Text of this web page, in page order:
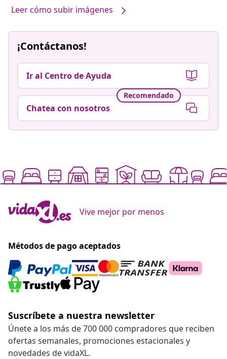
Leer cómo subir imágenes
¡Contáctanos!
Ir al Centro de Ayuda
Recomendado
Chatea con nosotros
Vive mejor por menos
Métodos de pago aceptados
Suscríbete a nuestra newsletter
Únete a los más de 700 000 compradores que reciben
ofertas semanales, promociones estacionales y
novedades de vidaXL.